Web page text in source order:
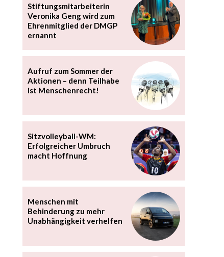
Stiftungsmitarbeiterin
Veronika Geng wird zum
Ehrenmitglied der DMGP
ernannt
Aufruf zum Sommer der
Aktionen – denn Teilhabe
ist Menschenrecht!
Sitzvolleyball-WM:
Erfolgreicher Umbruch
macht Hoffnung
Menschen mit
Behinderung zu mehr
Unabhängigkeit verhelfen